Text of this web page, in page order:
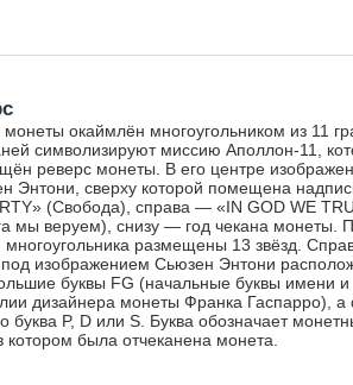
монеты окаймлён многоугольником из 11
символизируют миссию Аполлон-11,
реверс монеты. В его центре
Энтони, сверху которой помещена
(Свобода), справа — «IN GOD WE
мы веруем), снизу — год чекана монеты.
многоугольника размещены 13 звёзд.
под изображением Сьюзен Энтони
буквы FG (начальные буквы имени и
дизайнера монеты Франка Гаспарро), а
буква P, D или S. Буква обозначает
котором была отчеканена монета.